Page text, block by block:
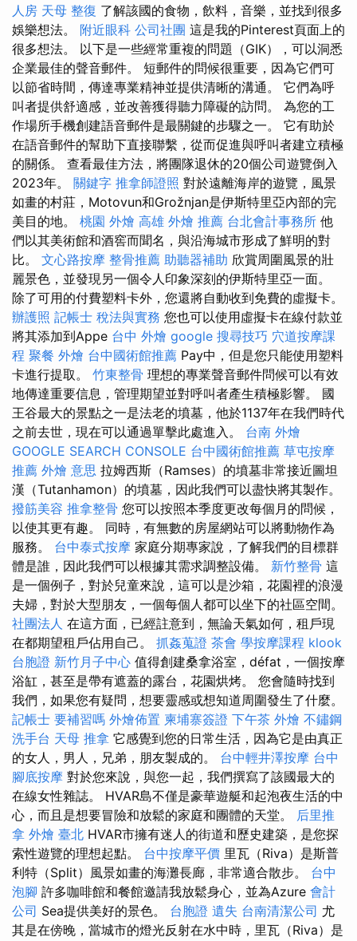
人房 天母 整復 了解該國的食物，飲料，音樂，並找到很多
娛樂想法。 附近眼科 公司社團 這是我的Pinterest頁面上的
很多想法。 以下是一些經常重複的問題（GIK），可以洞悉
企業最佳的聲音郵件。 短郵件的問候很重要，因為它們可
以節省時間，傳達專業精神並提供清晰的溝通。 它們為呼
叫者提供舒適感，並改善獲得聽力障礙的訪問。 為您的工
作場所手機創建語音郵件是最關鍵的步驟之一。 它有助於
在語音郵件的幫助下直接聯繫，從而促進與呼叫者建立積極
的關係。 查看最佳方法，將團隊退休的20個公司遊覽倒入
2023年。 關鍵字 推拿師證照 對於遠離海岸的遊覽，風景
如畫的村莊，Motovun和Grožnjan是伊斯特里亞內部的完
美目的地。 桃園 外燴 高雄 外燴 推薦 台北會計事務所 他
們以其美術館和酒窖而聞名，與沿海城市形成了鮮明的對
比。 文心路按摩 整骨推薦 助聽器補助 欣賞周圍風景的壯
麗景色，並發現另一個令人印象深刻的伊斯特里亞一面。
除了可用的付費塑料卡外，您還將自動收到免費的虛擬卡。
辦護照 記帳士 稅法與實務 您也可以使用虛擬卡在線付款並
將其添加到Appe 台中 外燴 google 搜尋技巧 穴道按摩課
程 聚餐 外燴 台中國術館推薦 Pay中，但是您只能使用塑料
卡進行提取。 竹東整骨 理想的專業聲音郵件問候可以有效
地傳達重要信息，管理期望並對呼叫者產生積極影響。 國
王谷最大的景點之一是法老的墳墓，他於1137年在我們時代
之前去世，現在可以通過單擊此處進入。 台南 外燴
GOOGLE SEARCH CONSOLE 台中國術館推薦 草屯按摩
推薦 外燴 意思 拉姆西斯（Ramses）的墳墓非常接近圖坦
漢（Tutanhamon）的墳墓，因此我們可以盡快將其製作。
撥筋美容 推拿整骨 您可以按照本季度更改每個月的問候，
以使其更有趣。 同時，有無數的房屋網站可以將動物作為
服務。 台中泰式按摩 家庭分期專家說，了解我們的目標群
體是誰，因此我們可以根據其需求調整設備。 新竹整骨 這
是一個例子，對於兒童來說，這可以是沙箱，花園裡的浪漫
夫婦，對於大型朋友，一個每個人都可以坐下的社區空間。
社團法人 在這方面，已經註意到，無論天氣如何，租戶現
在都期望租戶佔用自己。 抓姦蒐證 茶會 學按摩課程 klook
台胞證 新竹月子中心 值得創建桑拿浴室，défat，一個按摩
浴缸，甚至是帶有遮蓋的露台，花園烘烤。 您會隨時找到
我們，如果您有疑問，想要靈感或想知道周圍發生了什麼。
記帳士 要補習嗎 外燴佈置 柬埔寨簽證 下午茶 外燴 不鏽鋼
洗手台 天母 推拿 它感覺到您的日常生活，因為它是由真正
的女人，男人，兄弟，朋友製成的。 台中輕井澤按摩 台中
腳底按摩 對於您來說，與您一起，我們撰寫了該國最大的
在線女性雜誌。 HVAR島不僅是豪華遊艇和起泡夜生活的中
心，而且是想要冒險和放鬆的家庭和團體的天堂。 后里推
拿 外燴 臺北 HVAR市擁有迷人的街道和歷史建築，是您探
索性遊覽的理想起點。 台中按摩平價 里瓦（Riva）是斯普
利特（Split）風景如畫的海灘長廊，非常適合散步。 台中
泡腳 許多咖啡館和餐館邀請我放鬆身心，並為Azure 會計
公司 Sea提供美好的景色。 台胞證 遺失 台南清潔公司 尤
其是在傍晚，當城市的燈光反射在水中時，里瓦（Riva）是